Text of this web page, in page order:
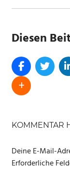
Diesen
KOMMENTAR
Deine E-Mail-
Erforderliche